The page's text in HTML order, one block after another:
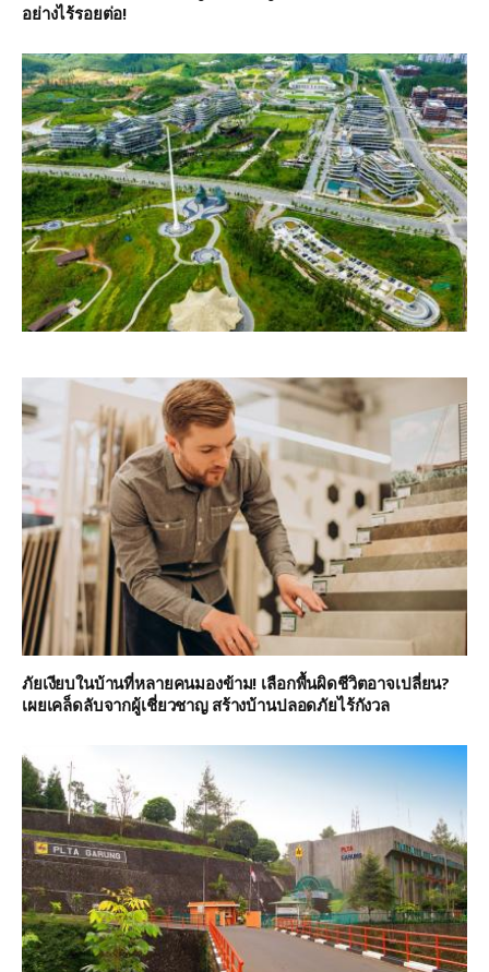
อย่างไร้รอยต่อ!
ภัยเงียบในบ้านที่หลายคนมองข้าม! เลือกพื้นผิดชีวิตอาจเปลี่ยน?
เผยเคล็ดลับจากผู้เชี่ยวชาญ สร้างบ้านปลอดภัยไร้กังวล